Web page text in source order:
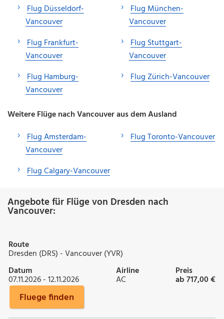
Flug Düsseldorf-
Vancouver
Flug Frankfurt-
Vancouver
Flug Hamburg-
Vancouver
Flug München-
Vancouver
Flug Stuttgart-
Vancouver
Flug Zürich-Vancouver
Weitere Flüge nach Vancouver aus dem Ausland
Flug Amsterdam-
Vancouver
Flug Calgary-Vancouver
Flug Toronto-Vancouver
Angebote für Flüge von Dresden nach
Vancouver:
Route
Dresden (DRS) - Vancouver (YVR)
Datum
07.11.2026 - 12.11.2026
Airline
AC
Preis
ab 717,00 €
Fluege finden